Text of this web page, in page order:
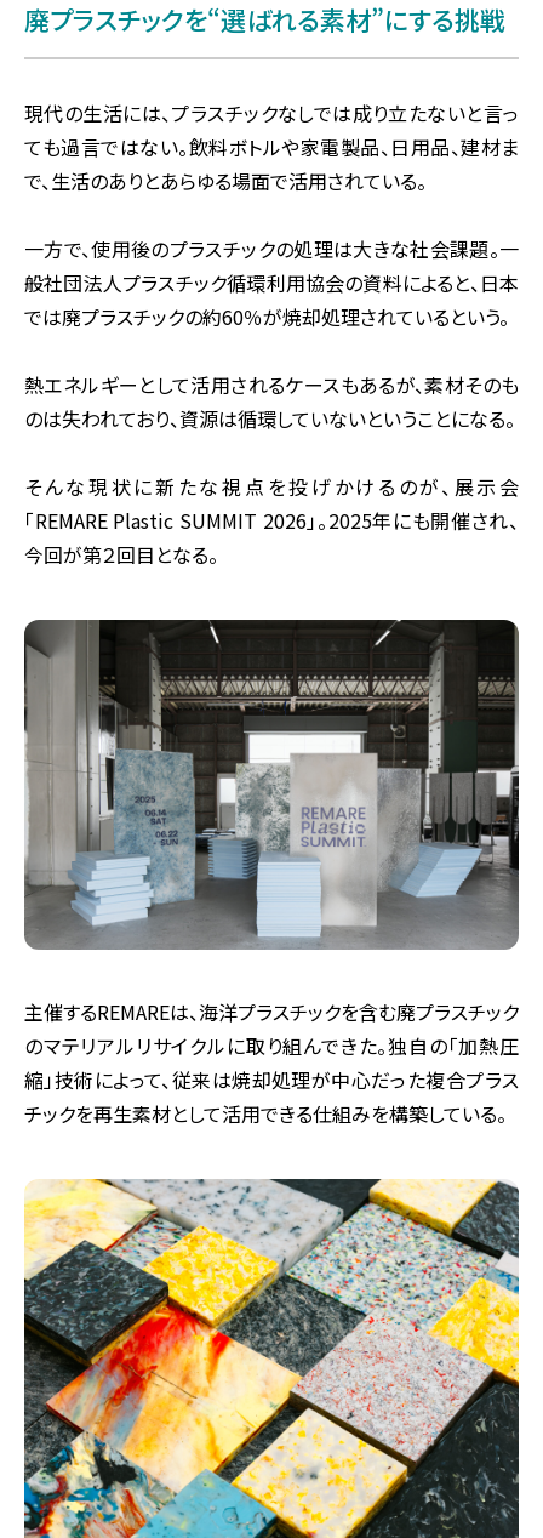
廃プラスチックを“選ばれる素材”にする挑戦
現代の生活には、プラスチックなしでは成り立たないと言っ
ても過言ではない。飲料ボトルや家電製品、日用品、建材ま
で、生活のありとあらゆる場面で活用されている。
一方で、使用後のプラスチックの処理は大きな社会課題。一
般社団法人プラスチック循環利用協会の資料によると、日本
では廃プラスチックの約60％が焼却処理されているという。
熱エネルギーとして活用されるケースもあるが、素材そのも
のは失われており、資源は循環していないということになる。
そんな現状に新たな視点を投げかけるのが、展示会
「REMARE Plastic SUMMIT 2026」。2025年にも開催され、
今回が第２回目となる。
主催するREMAREは、海洋プラスチックを含む廃プラスチック
のマテリアルリサイクルに取り組んできた。独自の「加熱圧
縮」技術によって、従来は焼却処理が中心だった複合プラス
チックを再生素材として活用できる仕組みを構築している。